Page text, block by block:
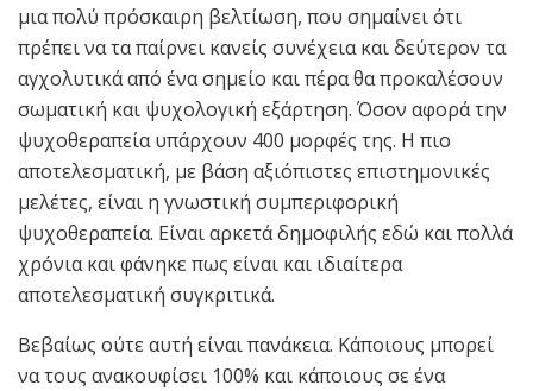
μια πολύ πρόσκαιρη βελτίωση, που σημαίνει ότι
πρέπει να τα παίρνει κανείς συνέχεια και δεύτερον τα
αγχολυτικά από ένα σημείο και πέρα θα προκαλέσουν
σωματική και ψυχολογική εξάρτηση. Όσον αφορά την
ψυχοθεραπεία υπάρχουν 400 μορφές της. Η πιο
αποτελεσματική, με βάση αξιόπιστες επιστημονικές
μελέτες, είναι η γνωστική συμπεριφορική
ψυχοθεραπεία. Είναι αρκετά δημοφιλής εδώ και πολλά
χρόνια και φάνηκε πως είναι και ιδιαίτερα
αποτελεσματική συγκριτικά.
Βεβαίως ούτε αυτή είναι πανάκεια. Κάποιους μπορεί
να τους ανακουφίσει 100% και κάποιους σε ένα